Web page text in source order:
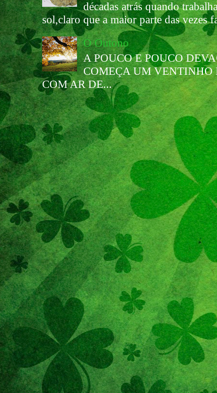
décadas atrás quando
sol,claro que a maior parte das vezes
O Outono
A POUCO E POUCO
COMEÇA UM
COM AR DE...